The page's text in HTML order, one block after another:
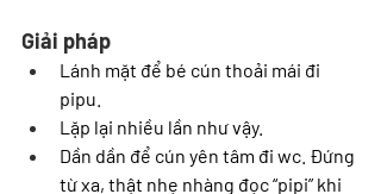
Giải pháp
Lánh mặt để bé cún thoải mái đi
pipu.
Lặp lại nhiều lần như vậy.
Dần dần để cún yên tâm đi wc. Đứng
từ xa, thật nhẹ nhàng đọc “pipi” khi